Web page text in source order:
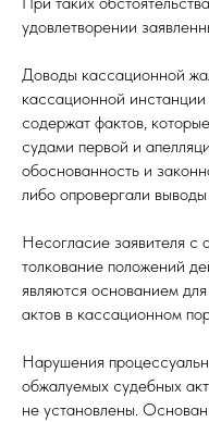
удовлетворении
Доводы кассационной
кассационной
содержат фактов,
судами первой и
обоснованность и
либо опровергали
Несогласие заявителя с
толкование положений
являются основанием
актов в кассационном
Нарушения
обжалуемых судебных
не установлены.